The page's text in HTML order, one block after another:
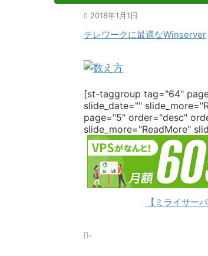
2018年1月1日
テレワークに最適なWinserver
[st-taggroup tag="64"
slide_date=""
page="5" order="desc"
slide_more="ReadMore"
【ミライサー
-